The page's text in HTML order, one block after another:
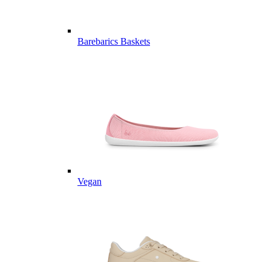
Barebarics Baskets
Vegan